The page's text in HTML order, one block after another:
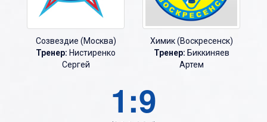
Созвездие (Москва)
Тренер: Нистиренко
Сергей
Химик (Воскресенск)
Тренер: Биккиняев
Артем
1:9